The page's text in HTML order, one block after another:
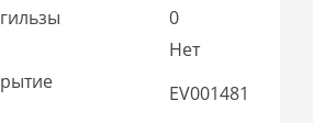
0
Нет
EV001481